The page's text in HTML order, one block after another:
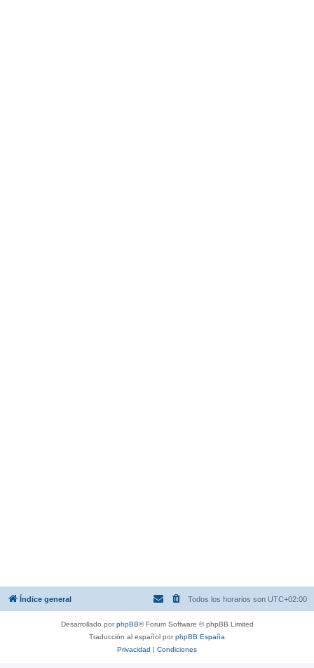
Índice general Todos los horarios son UTC+02:00
Desarrollado porphpBB® Forum Software © phpBB Limited
Traducción al español porphpBB España
Privacidad | Condiciones